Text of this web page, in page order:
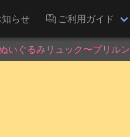
知らせ ご利用ガイド
いぐるみリュック〜プリル